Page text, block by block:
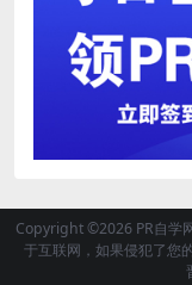
Copyright ©2026 PR自学
于互联网，如果侵犯了您